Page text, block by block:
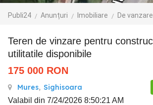
Publi24 Anunțuri Imobiliare De vanzare
Teren de vinzare pentru constructii toate
utilitatile disponibile
175 000 RON
Mures, Sighisoara
Valabil din 7/24/2026 8:50:21 AM